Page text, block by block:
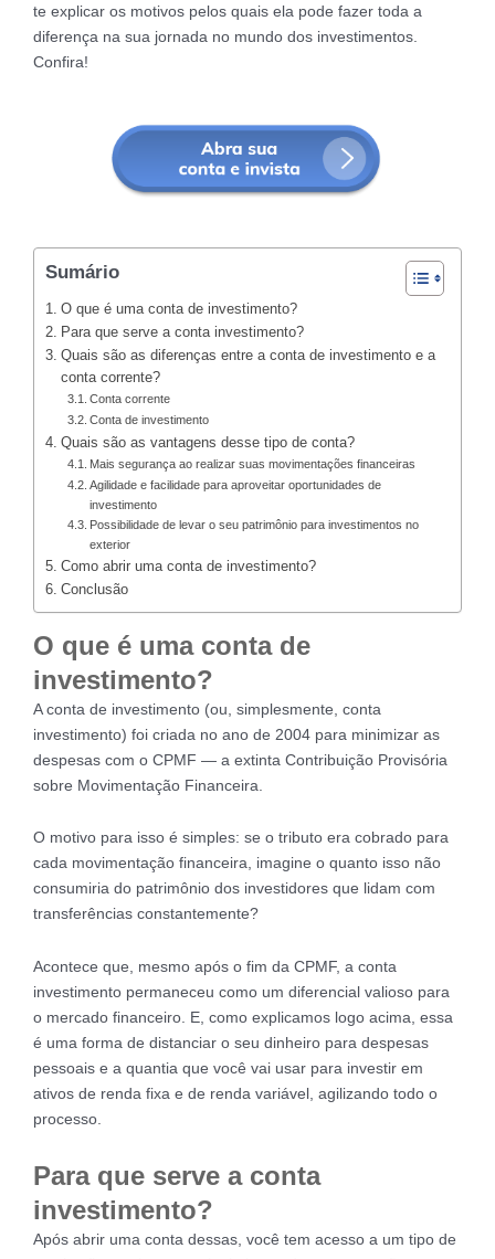
te explicar os motivos pelos quais ela pode fazer toda a
diferença na sua jornada no mundo dos investimentos.
Confira!
Sumário
O que é uma conta de investimento?
Para que serve a conta investimento?
Quais são as diferenças entre a conta de investimento e a
conta corrente?
Conta corrente
Conta de investimento
Quais são as vantagens desse tipo de conta?
Mais segurança ao realizar suas movimentações financeiras
Agilidade e facilidade para aproveitar oportunidades de
investimento
Possibilidade de levar o seu patrimônio para investimentos no
exterior
Como abrir uma conta de investimento?
Conclusão
O que é uma conta de
investimento?
A conta de investimento (ou, simplesmente, conta
investimento) foi criada no ano de 2004 para minimizar as
despesas com o CPMF — a extinta Contribuição Provisória
sobre Movimentação Financeira.
O motivo para isso é simples: se o tributo era cobrado para
cada movimentação financeira, imagine o quanto isso não
consumiria do patrimônio dos investidores que lidam com
transferências constantemente?
Acontece que, mesmo após o fim da CPMF, a conta
investimento permaneceu como um diferencial valioso para
o mercado financeiro. E, como explicamos logo acima, essa
é uma forma de distanciar o seu dinheiro para despesas
pessoais e a quantia que você vai usar para investir em
ativos de renda fixa e de renda variável, agilizando todo o
processo.
Para que serve a conta
investimento?
Após abrir uma conta dessas, você tem acesso a um tipo de